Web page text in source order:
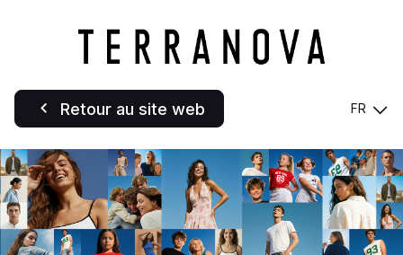
Retour au site web FR